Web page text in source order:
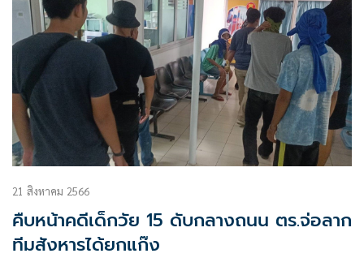
21 สิงหาคม 2566
คืบหน้าคดีเด็กวัย 15 ดับกลางถนน ตร.จ่อลาก
ทีมสังหารได้ยกแก๊ง